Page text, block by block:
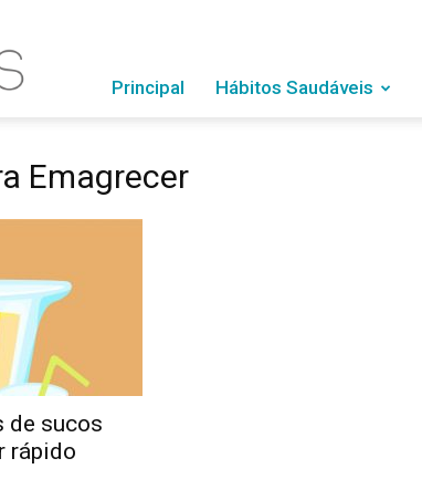
Principal Hábitos Saudáveis
Emagrecer
de sucos
rápido